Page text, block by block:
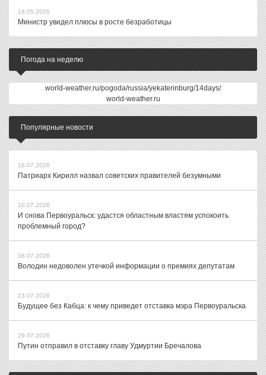
18.05.2026
Министр увидел плюсы в росте безработицы
Погода на неделю
world-weather.ru/pogoda/russia/yekaterinburg/14days/
world-weather.ru
Популярные новости
16.07.2026
Патриарх Кирилл назвал советских правителей безумными
10.07.2026
И снова Первоуральск: удастся областным властям успокоить
проблемный город?
08.07.2026
Володин недоволен утечкой информации о премиях депутатам
23.07.2026
Будущее без Кабца: к чему приведет отставка мэра Первоуральска
29.07.2026
Путин отправил в отставку главу Удмуртии Бречалова